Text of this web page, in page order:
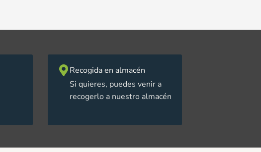
Recogida en almacén
Si quieres, puedes venir a
recogerlo a nuestro almacén